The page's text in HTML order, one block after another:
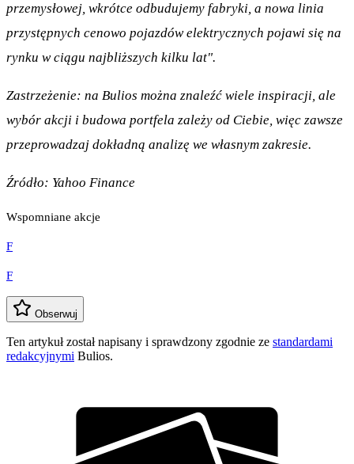
przemysłowej, wkrótce odbudujemy fabryki, a nowa linia
przystępnych cenowo pojazdów elektrycznych pojawi się na
rynku w ciągu najbliższych kilku lat".
Zastrzeżenie: na Bulios można znaleźć wiele inspiracji, ale
wybór akcji i budowa portfela zależy od Ciebie, więc zawsze
przeprowadzaj dokładną analizę we własnym zakresie.
Źródło: Yahoo Finance
Wspomniane akcje
F
F
Obserwuj
Ten artykuł został napisany i sprawdzony zgodnie ze standardami
redakcyjnymi Bulios.